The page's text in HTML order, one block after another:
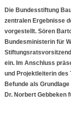
Die Bundesstiftung
zentralen Ergebnisse
vorgestellt. Sören
Bundesministerin für
ein. Im Anschluss
und Projektleiterin des
Befunde als
Dr. Norbert Gebbeken